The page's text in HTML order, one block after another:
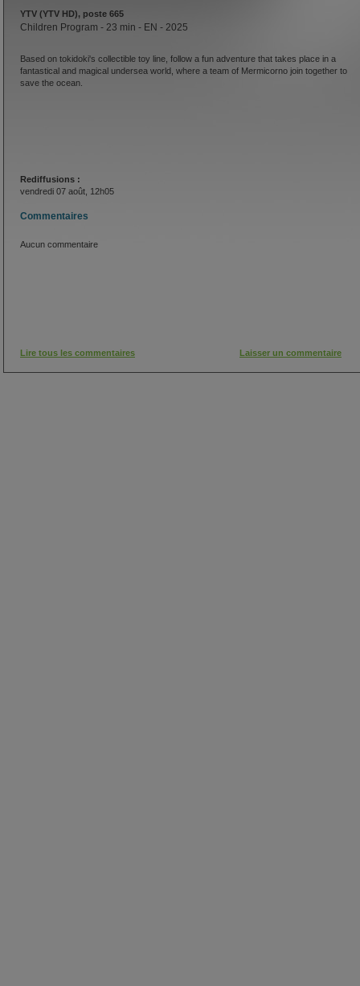
YTV (YTV HD), poste 665
Children Program - 23 min - EN - 2025
Based on tokidoki's collectible toy line, follow a fun adventure that takes place in a
fantastical and magical undersea world, where a team of Mermicorno join together to
save the ocean.
Rediffusions :
vendredi 07 août, 12h05
Commentaires
Aucun commentaire
Lire tous les commentaires Laisser un commentaire